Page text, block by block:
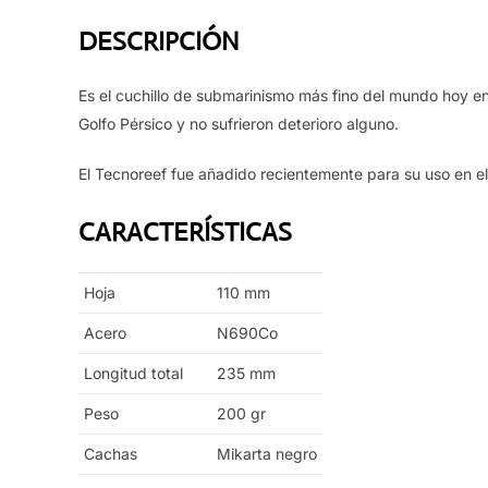
DESCRIPCIÓN
Es el cuchillo de submarinismo más fino del mundo hoy
Golfo Pérsico y no sufrieron deterioro alguno.
El Tecnoreef fue añadido recientemente para su uso en
CARACTERÍSTICAS
Hoja 110 mm
Acero N690Co
Longitud total 235 mm
Peso 200 gr
Cachas Mikarta negro